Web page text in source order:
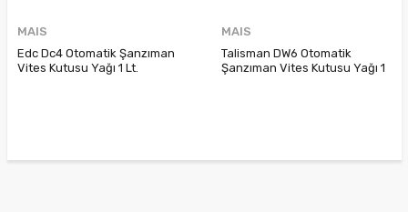
MAIS
Edc Dc4 Otomatik Şanzıman
Vites Kutusu Yağı 1 Lt.
MAIS
Talisman DW6 Otomatik
Şanzıman Vites Kutusu Yağı 1